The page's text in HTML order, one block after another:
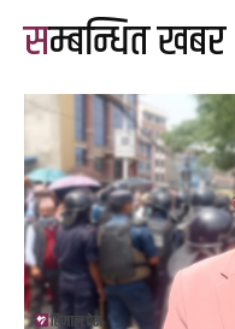
सम्बन्धित खबर